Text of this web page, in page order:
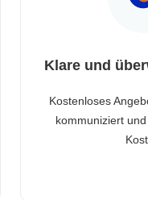
Klare und
Kostenloses
kommuniziert